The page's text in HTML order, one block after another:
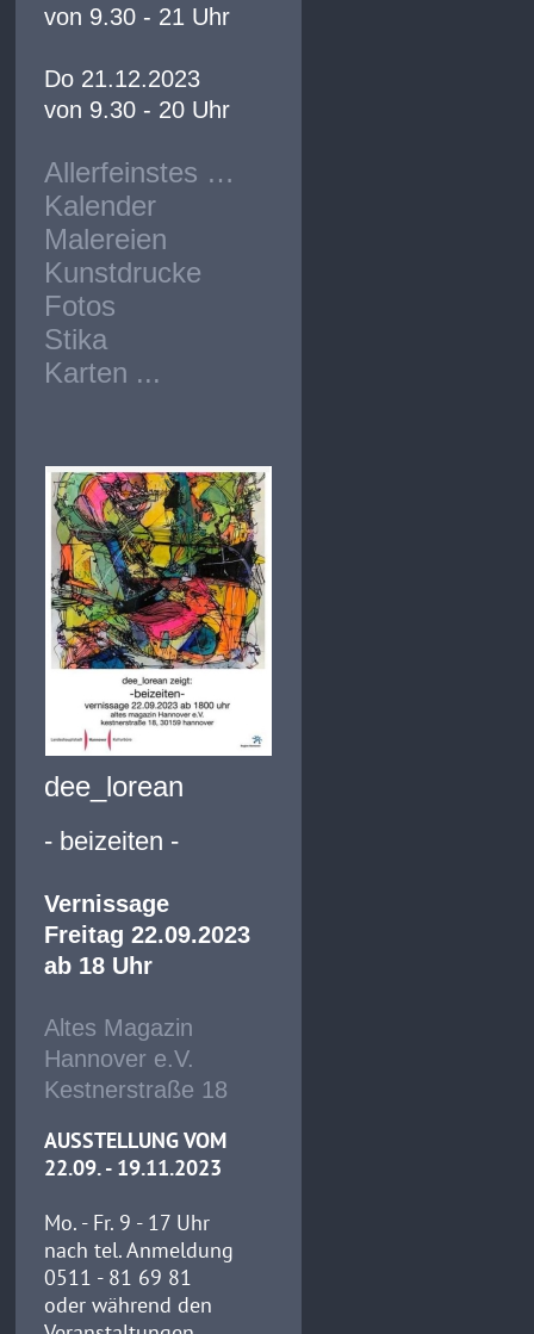
von 9.30 - 21 Uhr
Do 21.12.2023
von 9.30 - 20 Uhr
Allerfeinstes …
Kalender
Malereien
Kunstdrucke
Fotos
Stika
Karten ...
dee_lorean
- beizeiten -
Vernissage
Freitag 22.09.2023
ab 18 Uhr
Altes Magazin
Hannover e.V.
Kestnerstraße 18
AUSSTELLUNG VOM
22.09. - 19.11.2023
Mo. - Fr. 9 - 17 Uhr
nach tel. Anmeldung
0511 - 81 69 81
oder während den